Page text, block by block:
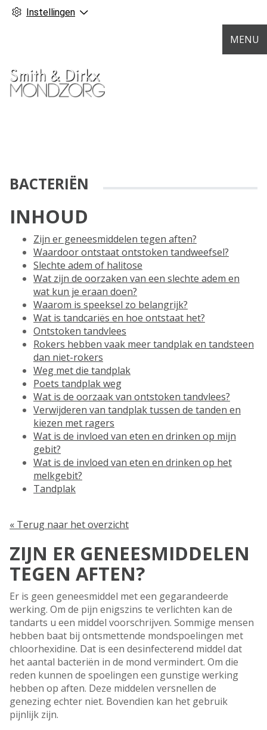
Instellingen
MENU
BACTERIËN
INHOUD
Zijn er geneesmiddelen tegen aften?
Waardoor ontstaat ontstoken tandweefsel?
Slechte adem of halitose
Wat zijn de oorzaken van een slechte adem en
wat kun je eraan doen?
Waarom is speeksel zo belangrijk?
Wat is tandcariës en hoe ontstaat het?
Ontstoken tandvlees
Rokers hebben vaak meer tandplak en tandsteen
dan niet-rokers
Weg met die tandplak
Poets tandplak weg
Wat is de oorzaak van ontstoken tandvlees?
Verwijderen van tandplak tussen de tanden en
kiezen met ragers
Wat is de invloed van eten en drinken op mijn
gebit?
Wat is de invloed van eten en drinken op het
melkgebit?
Tandplak
« Terug naar het overzicht
ZIJN ER GENEESMIDDELEN
TEGEN AFTEN?
Er is geen geneesmiddel met een gegarandeerde
werking. Om de pijn enigszins te verlichten kan de
tandarts u een middel voorschrijven. Sommige mensen
hebben baat bij ontsmettende mondspoelingen met
chloorhexidine. Dat is een desinfecterend middel dat
het aantal bacteriën in de mond vermindert. Om die
reden kunnen de spoelingen een gunstige werking
hebben op aften. Deze middelen versnellen de
genezing echter niet. Bovendien kan het gebruik
pijnlijk zijn.